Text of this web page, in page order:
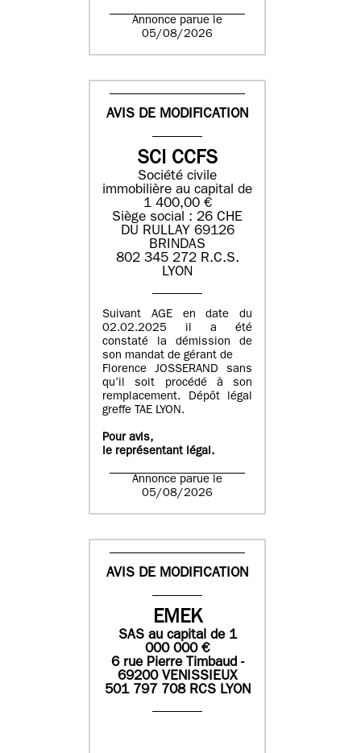
Annonce parue le
05/08/2026
AVIS DE MODIFICATION
SCI CCFS
Société civile
immobilière au capital de
1 400,00 €
Siège social : 26 CHE
DU RULLAY 69126
BRINDAS
802 345 272 R.C.S.
LYON
Suivant AGE en date du
02.02.2025 il a été
constaté la démission de
son mandat de gérant de
Florence JOSSERAND sans
qu’il soit procédé à son
remplacement. Dépôt légal
greffe TAE LYON.
Pour avis,
le représentant légal.
Annonce parue le
05/08/2026
AVIS DE MODIFICATION
EMEK
SASau capital de 1
000 000€
6 rue Pierre Timbaud -
69200 VENISSIEUX
501 797 708 RCS LYON